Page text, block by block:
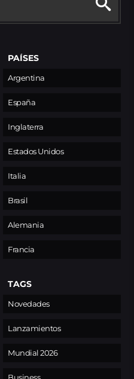
PAÍSES
Argentina
España
Inglaterra
Estados Unidos
Italia
Brasil
Alemania
Francia
TAGS
Novedades
Lanzamientos
Mundial 2026